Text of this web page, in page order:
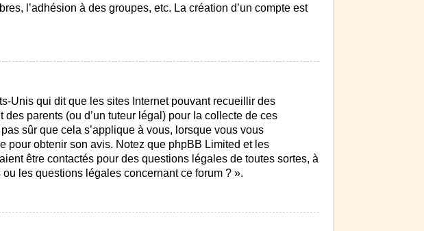
l’adhésion à des groupes, etc. La création d’un compte est
Unis qui dit que les sites Internet pouvant recueillir des
parents (ou d’un tuteur légal) pour la collecte de ces
sûr que cela s’applique à vous, lorsque vous vous
pour obtenir son avis. Notez que phpBB Limited et les
être contactés pour des questions légales de toutes sortes, à
les questions légales concernant ce forum ? ».